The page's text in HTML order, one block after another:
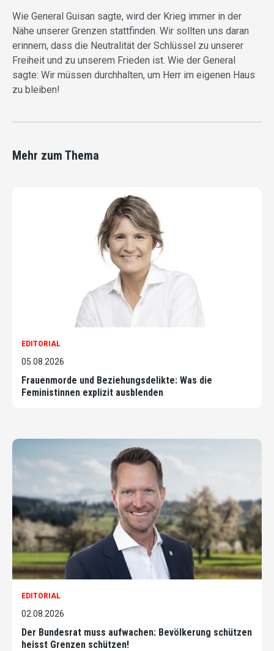
Wie General Guisan sagte, wird der Krieg immer in der
Nähe unserer Grenzen stattfinden. Wir sollten uns daran
erinnern, dass die Neutralität der Schlüssel zu unserer
Freiheit und zu unserem Frieden ist. Wie der General
sagte: Wir müssen durchhalten, um Herr im eigenen Haus
zu bleiben!
Mehr zum Thema
EDITORIAL
05.08.2026
Frauenmorde und Beziehungsdelikte: Was die
Feministinnen explizit ausblenden
EDITORIAL
02.08.2026
Der Bundesrat muss aufwachen: Bevölkerung schützen
heisst Grenzen schützen!